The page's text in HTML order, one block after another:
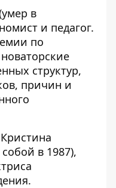
в
и педагог.
по
структур,
причин и
в 1987),